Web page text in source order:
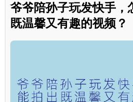
爷爷陪孙子玩发快手，
既温馨又有趣的视频？